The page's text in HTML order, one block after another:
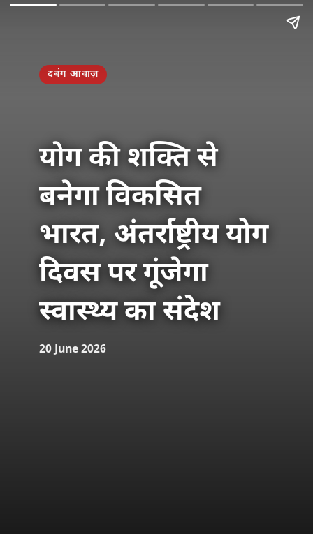
दबंग आवाज़
योग की शक्ति से
बनेगा विकसित
भारत, अंतर्राष्ट्रीय योग
दिवस पर गूंजेगा
स्वास्थ्य का संदेश
20 June 2026